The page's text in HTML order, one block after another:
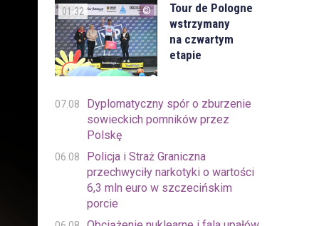
01:32
Tour de Pologne
wstrzymany
na czwartym
etapie
07.08
Dyplomatyczny spór o zburzenie
sowieckich pomników przez
Polskę
06.08
Policja i Straż Graniczna
przechwyciły narkotyki o wartości
6,3 mln euro w szczecińskim
porcie